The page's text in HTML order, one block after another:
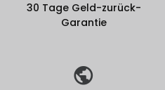
30 Tage Geld-zurück-
Garantie